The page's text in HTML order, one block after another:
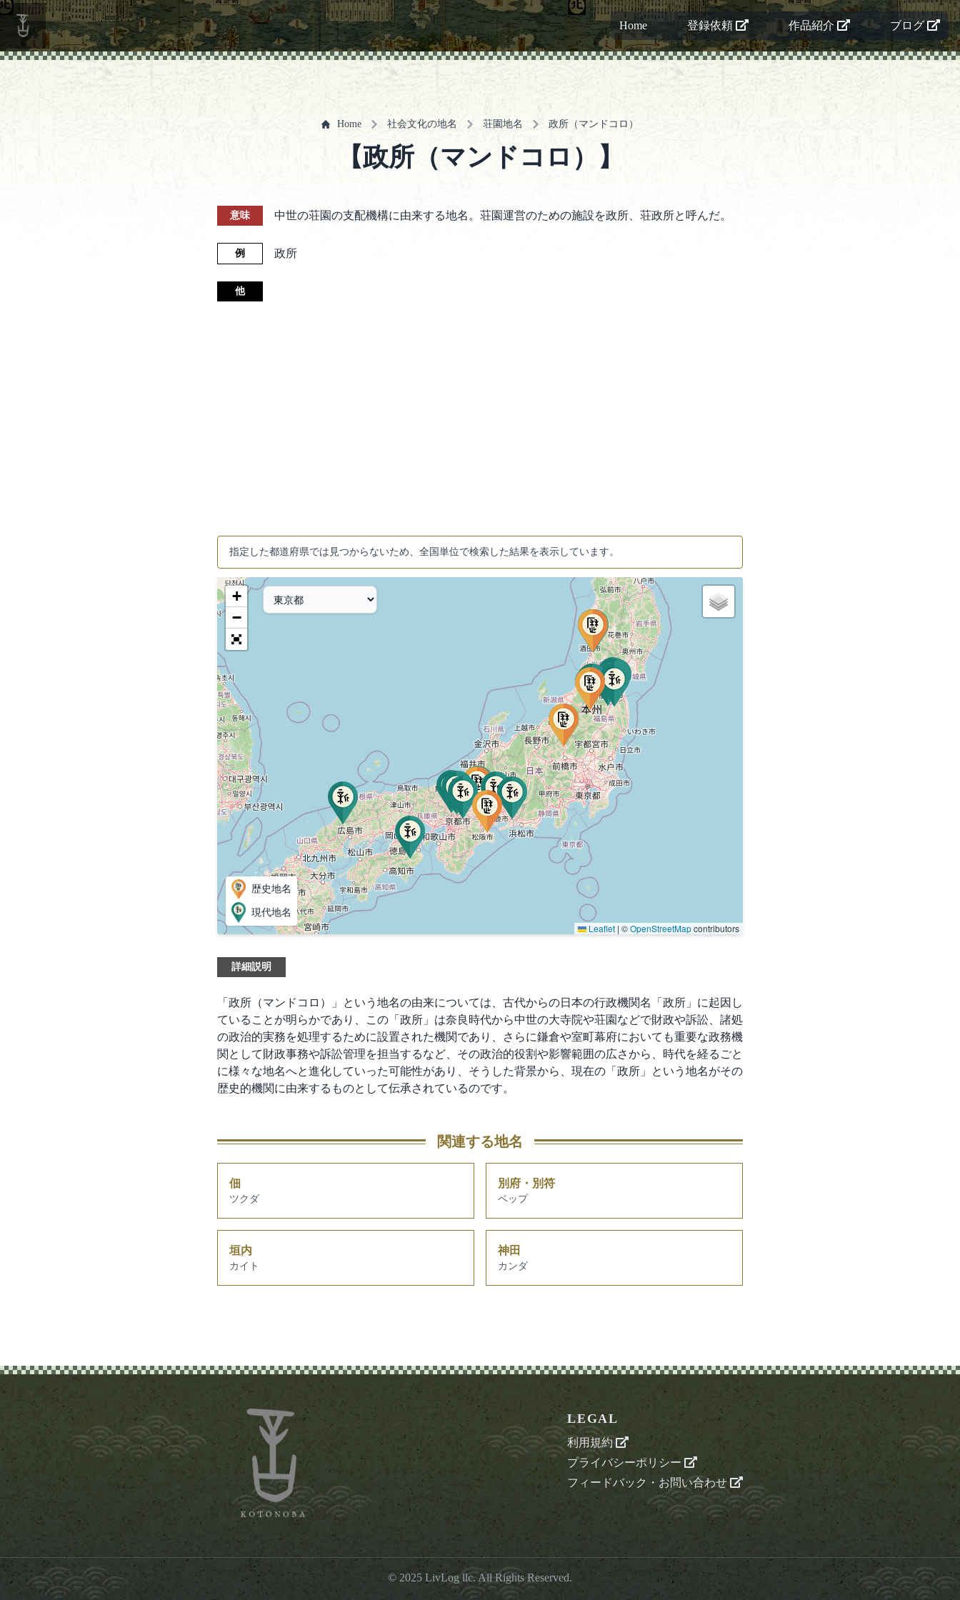
Home 登録依頼 作品紹介 ブログ
Home 社会文化の地名 荘園地名 政所（マンドコロ）
【政所（マンドコロ）】
意味 中世の荘園の支配機構に由来する地名。荘園運営のための施設を政所、荘政所と呼んだ。
例 政所
他
指定した都道府県では見つからないため、全国単位で検索した結果を表示しています。
歴史地名
現代地名
+
−
Leaflet | ©OpenStreetMapcontributors
詳細説明
「政所（マンドコロ）」という地名の由来については、古代からの日本の行政機関名「政所」に起因し
ていることが明らかであり、この「政所」は奈良時代から中世の大寺院や荘園などで財政や訴訟、諸処
の政治的実務を処理するために設置された機関であり、さらに鎌倉や室町幕府においても重要な政務機
関として財政事務や訴訟管理を担当するなど、その政治的役割や影響範囲の広さから、時代を経るごと
に様々な地名へと進化していった可能性があり、そうした背景から、現在の「政所」という地名がその
歴史的機関に由来するものとして伝承されているのです。
関連する地名
佃
ツクダ
別府・別符
ベップ
垣内
カイト
神田
カンダ
LEGAL
利用規約
プライバシーポリシー
フィードバック・お問い合わせ
© 2025 LivLog llc. All Rights Reserved.